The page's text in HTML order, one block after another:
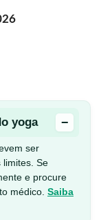
yoga −
ser
limites. Se
e procure
médico. Saiba